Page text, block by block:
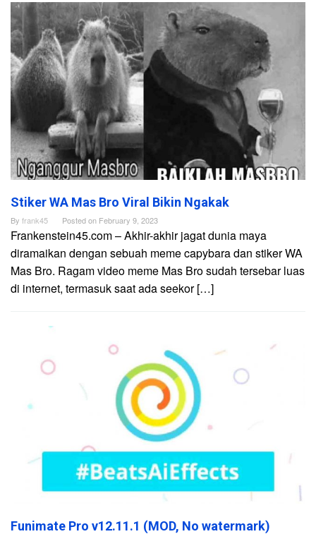
Stiker WA Mas Bro Viral Bikin Ngakak
By frank45 Posted on February 9, 2023
Frankenstein45.com – Akhir-akhir jagat dunia maya
diramaikan dengan sebuah meme capybara dan stiker WA
Mas Bro. Ragam video meme Mas Bro sudah tersebar luas
di internet, termasuk saat ada seekor […]
Funimate Pro v12.11.1 (MOD, No watermark)